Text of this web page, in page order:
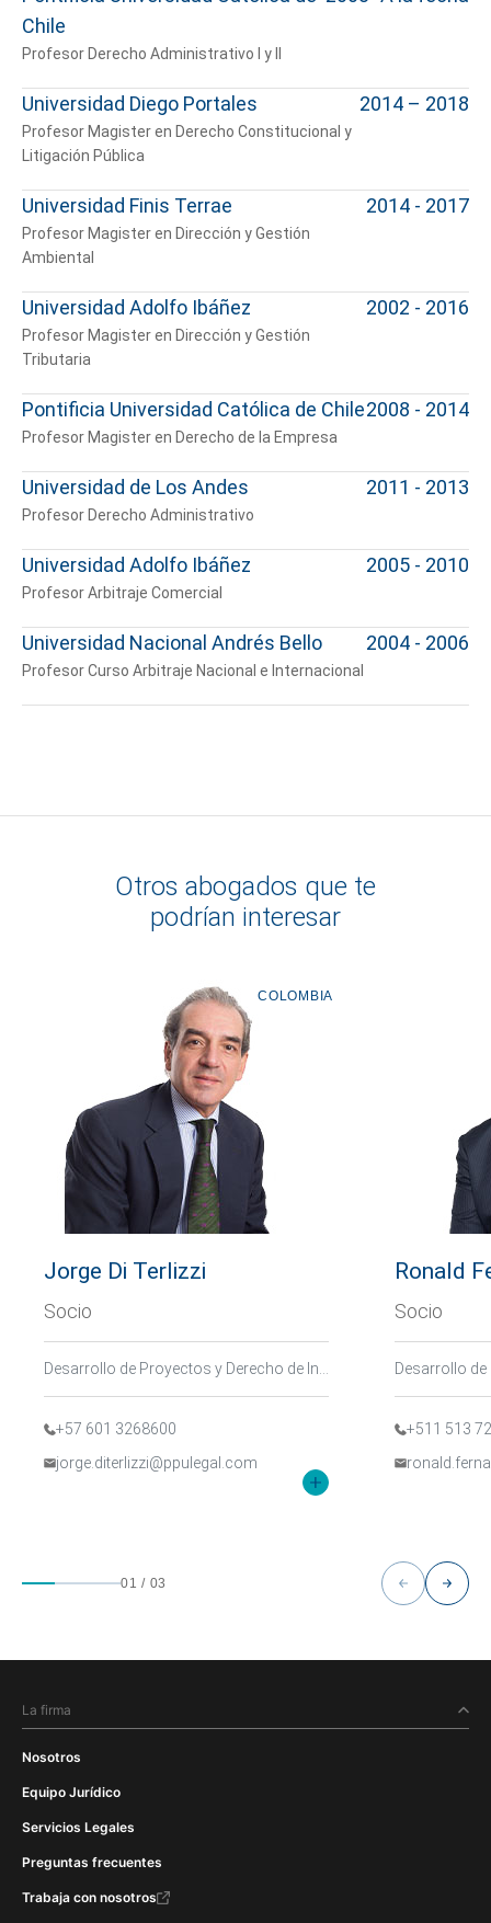
Chile
Profesor Derecho Administrativo I y II
Universidad Diego Portales
Profesor Magister en Derecho Constitucional y
Litigación Pública
2014 – 2018
Universidad Finis Terrae
Profesor Magister en Dirección y Gestión
Ambiental
2014 - 2017
Universidad Adolfo Ibáñez
Profesor Magister en Dirección y Gestión
Tributaria
2002 - 2016
Pontificia Universidad Católica de Chile
Profesor Magister en Derecho de la Empresa
2008 - 2014
Universidad de Los Andes
Profesor Derecho Administrativo
2011 - 2013
Universidad Adolfo Ibáñez
Profesor Arbitraje Comercial
2005 - 2010
Universidad Nacional Andrés Bello
Profesor Curso Arbitraje Nacional e Internacional
2004 - 2006
Otros abogados que te
podrían interesar
COLOMBIA
Jorge Di Terlizzi
Socio
+57 601 3268600
jorge.diterlizzi@ppulegal.com
Ronald
Socio
+511 513
01 / 03
La firma
Nosotros
Equipo Jurídico
Servicios Legales
Preguntas frecuentes
Trabaja con nosotros